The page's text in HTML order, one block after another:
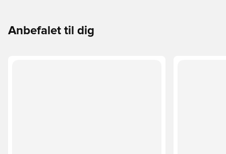
Anbefalet til dig